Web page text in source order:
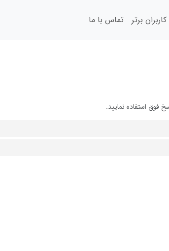
کاربران برتر تماس با ما
استفاده نمایید.